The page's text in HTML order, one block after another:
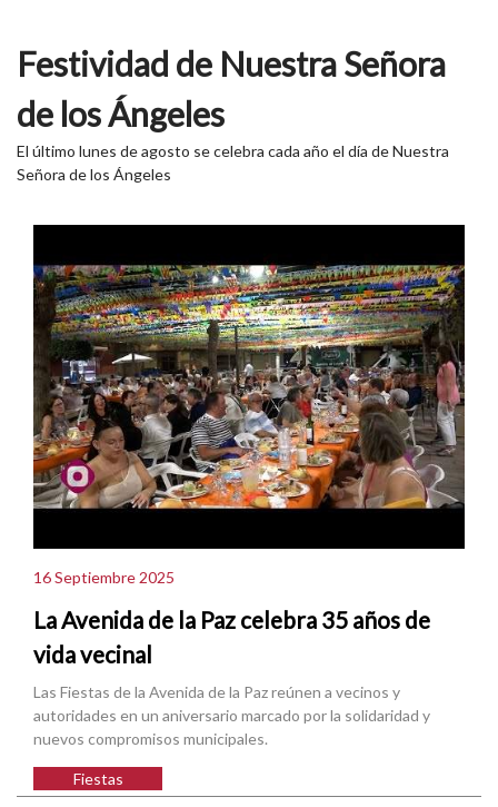
Festividad de Nuestra Señora
de los Ángeles
El último lunes de agosto se celebra cada año el día de Nuestra
Señora de los Ángeles
16 Septiembre 2025
La Avenida de la Paz celebra 35 años de
vida vecinal
Las Fiestas de la Avenida de la Paz reúnen a vecinos y
autoridades en un aniversario marcado por la solidaridad y
nuevos compromisos municipales.
Fiestas